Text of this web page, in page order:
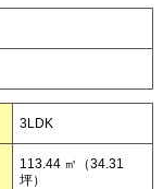
3LDK
113.44 ㎡（34.31
坪）